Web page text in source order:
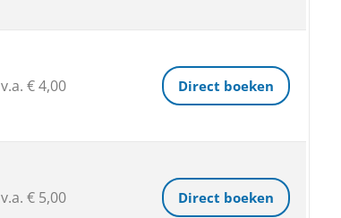
v.a. € 4,00 Direct boeken
v.a. € 5,00 Direct boeken